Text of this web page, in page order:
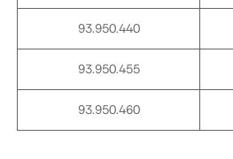
93.950.440
93.950.455
93.950.460